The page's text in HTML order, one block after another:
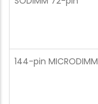
144-pin MICRODIMM